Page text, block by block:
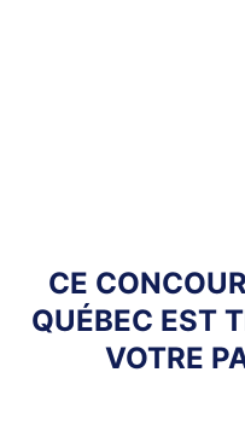
CE
QUÉBEC EST
VOTRE